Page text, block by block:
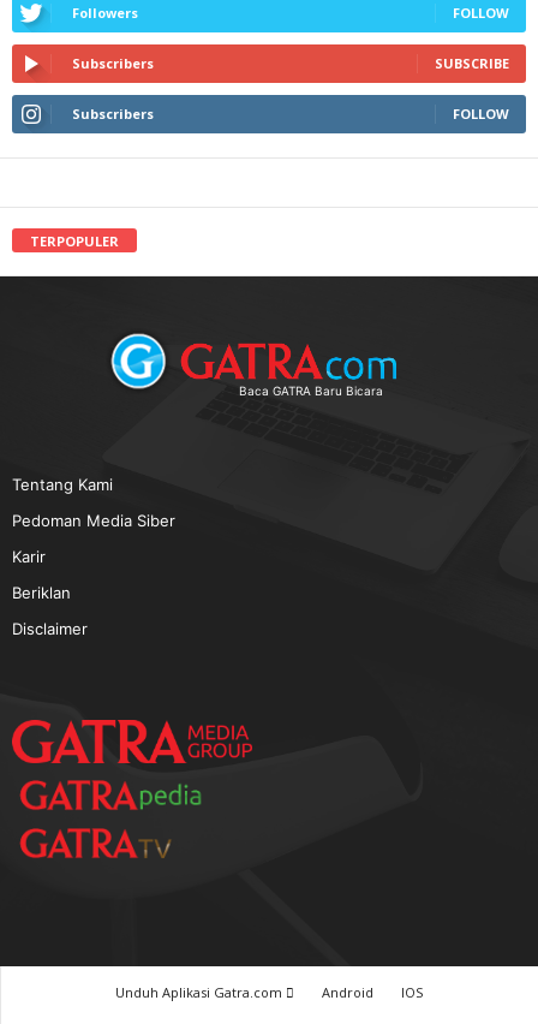
Followers FOLLOW
Subscribers SUBSCRIBE
Subscribers FOLLOW
TERPOPULER
Baca GATRA Baru Bicara